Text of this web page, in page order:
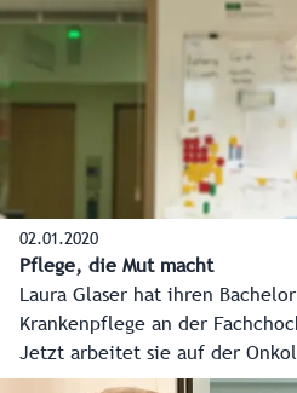
02.01.2020
Pflege, die Mut macht
Laura Glaser hat ihren
Krankenpflege an der
Jetzt arbeitet sie auf der
Universitätsklinikum